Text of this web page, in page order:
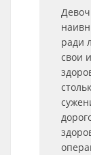
ради
свои